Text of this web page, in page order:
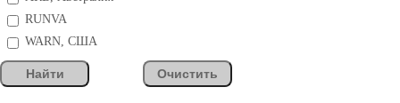
RUNVA
WARN, США
Найти Очистить